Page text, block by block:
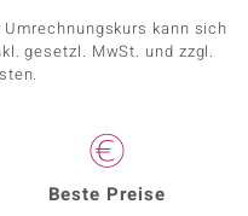
kann sich
gesetzl. MwSt. und zzgl.
Beste Preise